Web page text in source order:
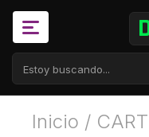
Inicio /